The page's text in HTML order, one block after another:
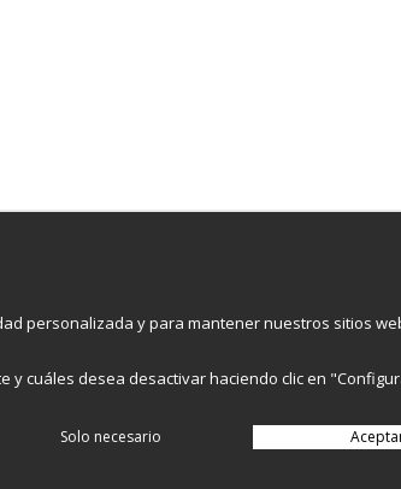
med en sökmotorvänlig
dina önskemål samt även
personalizada y para mantener nuestros sitios
cuáles desea desactivar haciendo clic en
Solo necesario